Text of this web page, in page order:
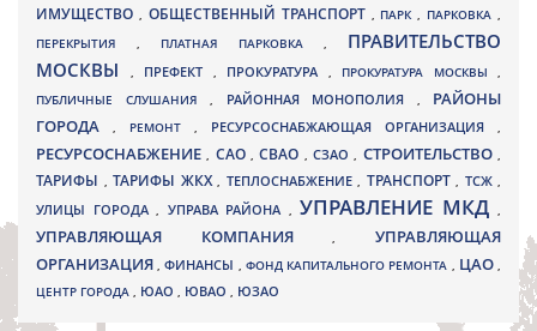
ИМУЩЕСТВО , ОБЩЕСТВЕННЫЙ ТРАНСПОРТ , ПАРК, ПАРКОВКА ,
ПЕРЕКРЫТИЯ , ПЛАТНАЯ ПАРКОВКА , ПРАВИТЕЛЬСТВО
МОСКВЫ
, ПРЕФЕКТ , ПРОКУРАТУРА , ПРОКУРАТУРА МОСКВЫ ,
ПУБЛИЧНЫЕ СЛУШАНИЯ , РАЙОННАЯ МОНОПОЛИЯ , РАЙОНЫ
ГОРОДА
, РЕМОНТ , РЕСУРСОСНАБЖАЮЩАЯ ОРГАНИЗАЦИЯ ,
РЕСУРСОСНАБЖЕНИЕ, САО,СВАО ,СЗАО, СТРОИТЕЛЬСТВО,
ТАРИФЫ , ТАРИФЫ ЖКХ , ТЕПЛОСНАБЖЕНИЕ , ТРАНСПОРТ , ТСЖ ,
УЛИЦЫ ГОРОДА , УПРАВА РАЙОНА , УПРАВЛЕНИЕ МКД ,
УПРАВЛЯЮЩАЯ КОМПАНИЯ,УПРАВЛЯЮЩАЯ
ОРГАНИЗАЦИЯ,ФИНАНСЫ , ФОНД КАПИТАЛЬНОГО РЕМОНТА , ЦАО,
ЦЕНТР ГОРОДА , ЮАО , ЮВАО , ЮЗАО